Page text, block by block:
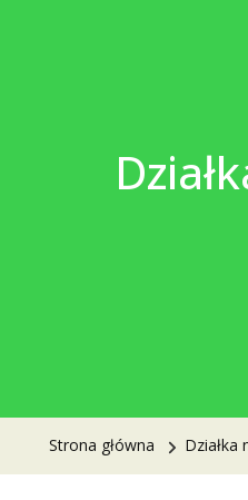
Strona główna Działka